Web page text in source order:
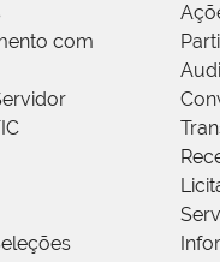
com